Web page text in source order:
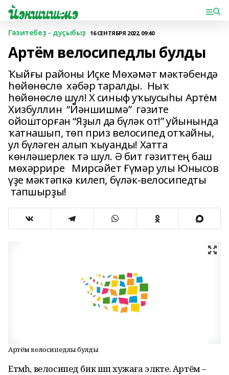
Гәзитебеҙ - дуҫыбыҙ 16 СЕНТЯБРЯ 2022, 09:40
Артём велосипедлы булды
Ҡыйғы районы Иҫке Мөхәмәт мәктәбендә
һөйөнөслө хәбәр таралды. Ныҡ
һөйөнөслө шул! X синыф уҡыусыһы Артём
Хизбуллин “Йәншишмә” гәзите
ойошторған “Яҙыл да бүләк от!” уйынында
ҡатнашып, төп приз велосипед отҡайны,
ул бүләген алып ҡыуанды! Хатта
көнләшерлек тә шул. Ә бит гәзиттең баш
мөхәррире Мирсәйет Ғүмәр улы Юнысов
үҙе мәктәпкә килеп, бүләк-велосипедты
тапшырҙы!
Артём велосипедлы булды
Етмәһә, велосипед бик шәп хужаға эләкте. Артём –